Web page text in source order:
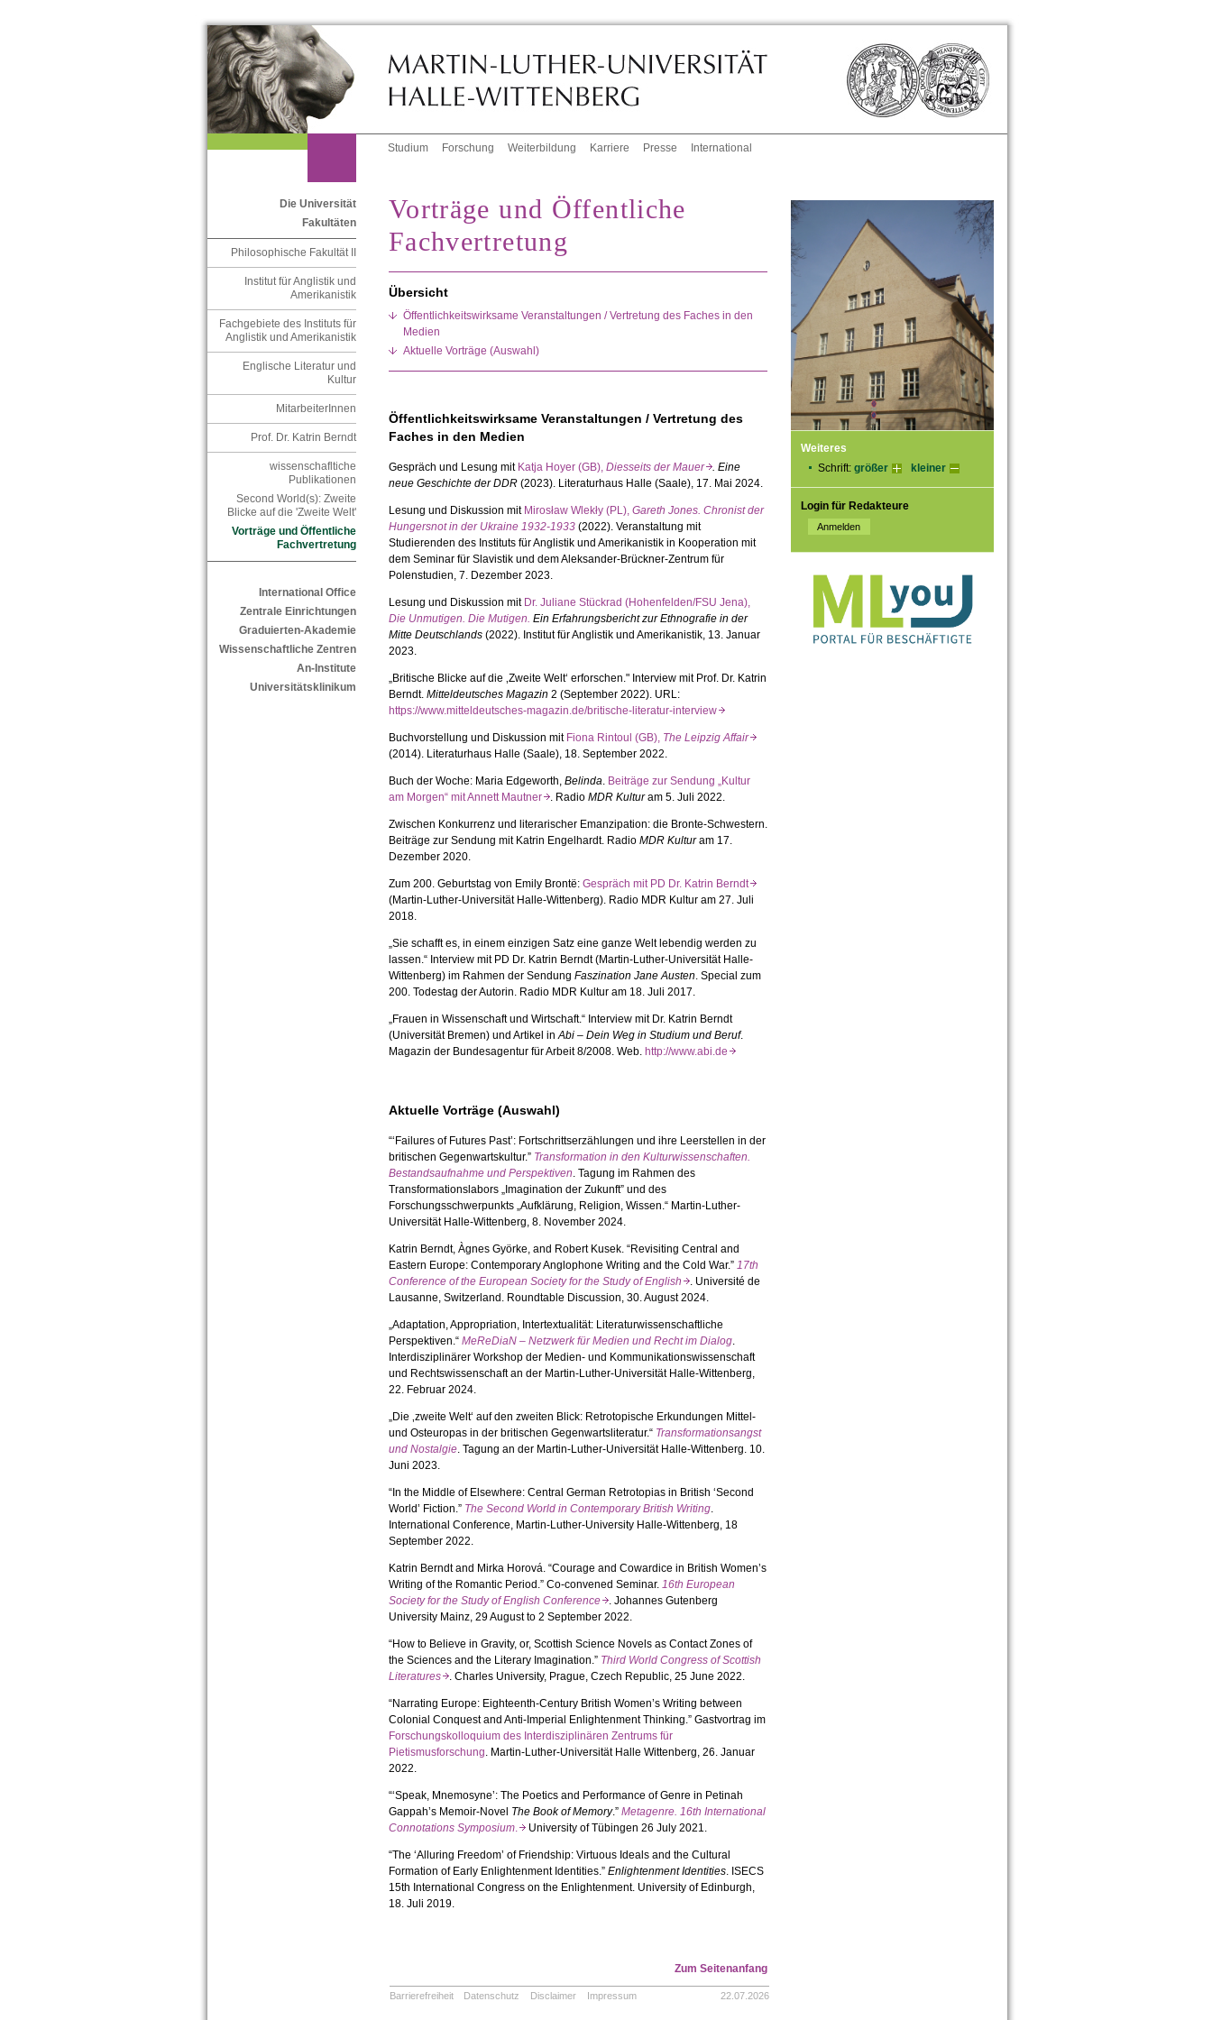
Studium Forschung Weiterbildung Karriere Presse International
Die Universität
Fakultäten
Philosophische Fakultät II
Institut für Anglistik und
Amerikanistik
Fachgebiete des Instituts für
Anglistik und Amerikanistik
Englische Literatur und
Kultur
MitarbeiterInnen
Prof. Dr. Katrin Berndt
wissenschafltiche
Publikationen
Second World(s): Zweite
Blicke auf die 'Zweite Welt'
Vorträge und Öffentliche
Fachvertretung
International Office
Zentrale Einrichtungen
Graduierten-Akademie
Wissenschaftliche Zentren
An-Institute
Universitätsklinikum
Weiteres
Schrift: größer kleiner
Login für Redakteure
Vorträge und Öffentliche
Fachvertretung
Übersicht
Öffentlichkeitswirksame Veranstaltungen / Vertretung des Faches in den
Medien
Aktuelle Vorträge (Auswahl)
Öffentlichkeitswirksame Veranstaltungen / Vertretung des
Faches in den Medien
Gespräch und Lesung mit Katja Hoyer (GB), Diesseits der Mauer
. Eine
neue Geschichte der DDR(2023). Literaturhaus Halle (Saale), 17. Mai 2024.
Lesung und Diskussion mit Mirosław Wlekły (PL), Gareth Jones. Chronist der
Hungersnot in der Ukraine 1932-1933(2022). Veranstaltung mit
Studierenden des Instituts für Anglistik und Amerikanistik in Kooperation mit
dem Seminar für Slavistik und dem Aleksander-Brückner-Zentrum für
Polenstudien, 7. Dezember 2023.
Lesung und Diskussion mit Dr. Juliane Stückrad (Hohenfelden/FSU Jena),
Die Unmutigen. Die Mutigen. Ein Erfahrungsbericht zur Ethnografie in der
Mitte Deutschlands(2022). Institut für Anglistik und Amerikanistik, 13. Januar
2023.
„Britische Blicke auf die ‚Zweite Welt‘ erforschen." Interview mit Prof. Dr. Katrin
Berndt. Mitteldeutsches Magazin 2 (September 2022). URL:
https://www.mitteldeutsches-magazin.de/britische-literatur-interview
Buchvorstellung und Diskussion mit Fiona Rintoul (GB), The Leipzig Affair
(2014). Literaturhaus Halle (Saale), 18. September 2022.
Buch der Woche: Maria Edgeworth, Belinda. Beiträge zur Sendung „Kultur
am Morgen“ mit Annett Mautner. Radio MDR Kulturam 5. Juli 2022.
Zwischen Konkurrenz und literarischer Emanzipation: die Bronte-Schwestern.
Beiträge zur Sendung mit Katrin Engelhardt. Radio MDR Kulturam 17.
Dezember 2020.
Zum 200. Geburtstag von Emily Brontë: Gespräch mit PD Dr. Katrin Berndt
(Martin-Luther-Universität Halle-Wittenberg). Radio MDR Kultur am 27. Juli
2018.
„Sie schafft es, in einem einzigen Satz eine ganze Welt lebendig werden zu
lassen.“ Interview mit PD Dr. Katrin Berndt (Martin-Luther-Universität Halle-
Wittenberg) im Rahmen der Sendung Faszination Jane Austen. Special zum
200. Todestag der Autorin. Radio MDR Kultur am 18. Juli 2017.
„Frauen in Wissenschaft und Wirtschaft.“ Interview mit Dr. Katrin Berndt
(Universität Bremen) und Artikel inAbi – Dein Weg in Studium und Beruf.
Magazin der Bundesagentur für Arbeit 8/2008. Web. http://www.abi.de
Aktuelle Vorträge (Auswahl)
“‘Failures of Futures Past’: Fortschrittserzählungen und ihre Leerstellen in der
britischen Gegenwartskultur.” Transformation in den Kulturwissenschaften.
Bestandsaufnahme und Perspektiven. Tagung im Rahmen des
Transformationslabors „Imagination der Zukunft” und des
Forschungsschwerpunkts „Aufklärung, Religion, Wissen.“ Martin-Luther-
Universität Halle-Wittenberg, 8. November 2024.
Katrin Berndt, Àgnes Györke, and Robert Kusek. “Revisiting Central and
Eastern Europe: Contemporary Anglophone Writing and the Cold War.” 17th
Conference of the European Society for the Study of English
. Université de
Lausanne, Switzerland. Roundtable Discussion, 30. August 2024.
„Adaptation, Appropriation, Intertextualität: Literaturwissenschaftliche
Perspektiven.“ MeReDiaN – Netzwerk für Medien und Recht im Dialog.
Interdisziplinärer Workshop der Medien- und Kommunikationswissenschaft
und Rechtswissenschaft an der Martin-Luther-Universität Halle-Wittenberg,
22. Februar 2024.
„Die ‚zweite Welt‘ auf den zweiten Blick: Retrotopische Erkundungen Mittel-
und Osteuropas in der britischen Gegenwartsliteratur.“ Transformationsangst
und Nostalgie. Tagung an der Martin-Luther-Universität Halle-Wittenberg. 10.
Juni 2023.
“In the Middle of Elsewhere: Central German Retrotopias in British ‘Second
World’ Fiction.” The Second World in Contemporary British Writing.
International Conference, Martin-Luther-University Halle-Wittenberg, 18
September 2022.
Katrin Berndt and Mirka Horová. “Courage and Cowardice in British Women’s
Writing of the Romantic Period.” Co-convened Seminar. 16th European
Society for the Study of English Conference
. Johannes Gutenberg
University Mainz, 29 August to 2 September 2022.
“How to Believe in Gravity, or, Scottish Science Novels as Contact Zones of
the Sciences and the Literary Imagination.” Third World Congress of Scottish
Literatures
. Charles University, Prague, Czech Republic, 25 June 2022.
“Narrating Europe: Eighteenth-Century British Women’s Writing between
Colonial Conquest and Anti-Imperial Enlightenment Thinking.” Gastvortrag im
Forschungskolloquium des Interdisziplinären Zentrums für
Pietismusforschung. Martin-Luther-Universität Halle Wittenberg, 26. Januar
2022.
“‘Speak, Mnemosyne’: The Poetics and Performance of Genre in Petinah
Gappah’s Memoir-Novel The Book of Memory.” Metagenre. 16th International
Connotations Symposium.University of Tübingen 26 July 2021.
“The ‘Alluring Freedom’ of Friendship: Virtuous Ideals and the Cultural
Formation of Early Enlightenment Identities.” Enlightenment Identities. ISECS
15th International Congress on the Enlightenment. University of Edinburgh,
18. Juli 2019.
Zum Seitenanfang
Barrierefreiheit Datenschutz Disclaimer Impressum 22.07.2026